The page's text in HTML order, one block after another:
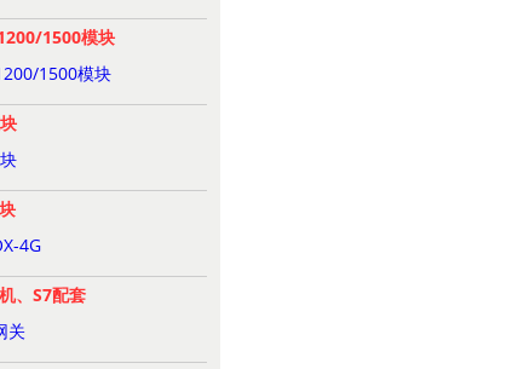
1500模块
1500模块
4G
、S7配套
关